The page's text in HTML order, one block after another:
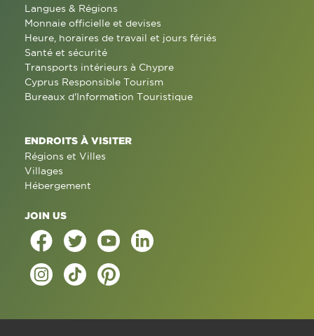
Langues & Régions
Monnaie officielle et devises
Heure, horaires de travail et jours fériés
Santé et sécurité
Transports intérieurs à Chypre
Cyprus Responsible Tourism
Bureaux d'Information Touristique
ENDROITS À VISITER
Régions et Villes
Villages
Hébergement
JOIN US